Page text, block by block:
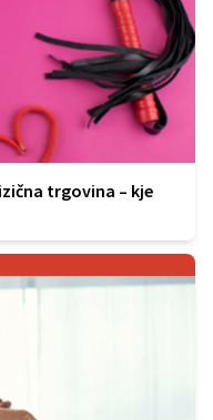
trgovina – kje